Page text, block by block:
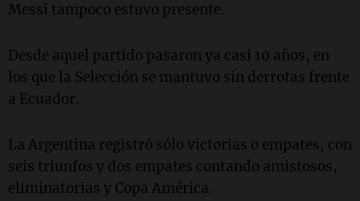
Messi tampoco estuvo presente.
Desde aquel partido pasaron ya casi 10 años, en
los que la Selección se mantuvo sin derrotas frente
a Ecuador.
La Argentina registró sólo victorias o empates, con
seis triunfos y dos empates contando amistosos,
eliminatorias y Copa América.